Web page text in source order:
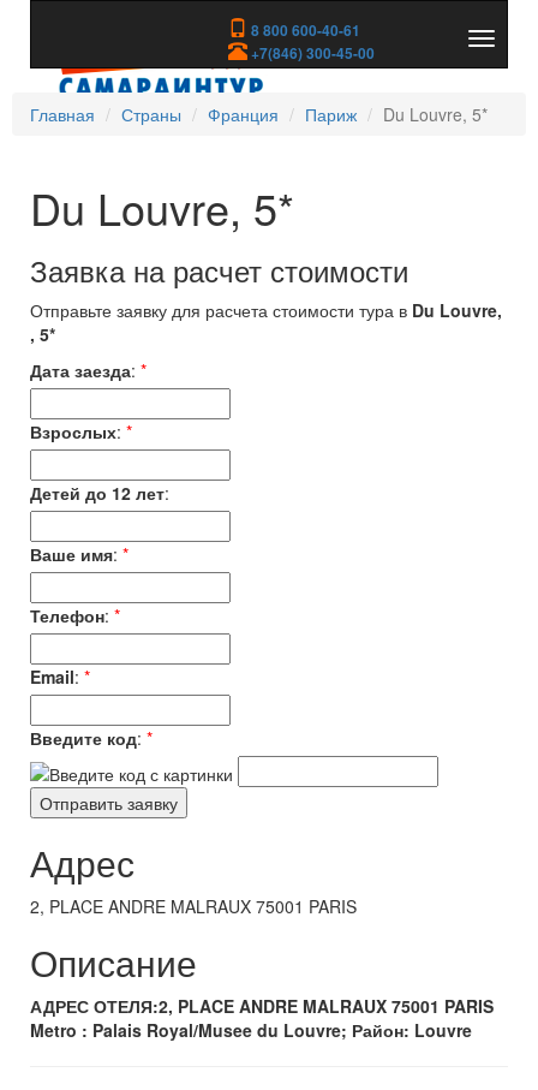
8 800 600-40-61
+7(846) 300-45-00
скрыть
Главная
Страны Франция Париж Du Louvre, 5*
Du Louvre, 5*
Заявка на расчет стоимости
Отправьте заявку для расчета стоимости тура в Du Louvre,
, 5*
Дата заезда: *
Взрослых: *
Детей до 12 лет:
Ваше имя: *
Телефон: *
Email: *
Введите код: *
Адрес
2, PLACE ANDRE MALRAUX 75001 PARIS
Описание
АДРЕС ОТЕЛЯ:2, PLACE ANDRE MALRAUX 75001 PARIS
Metro : Palais Royal/Musee du Louvre; Район: Louvre